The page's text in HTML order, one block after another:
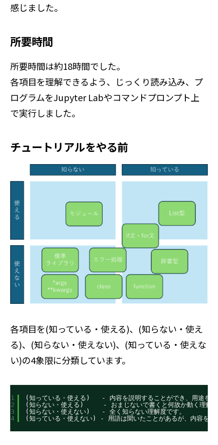
感じました。
所要時間
所要時間は約18時間でした。
各項目を理解できるよう、じっくり読み込み、プ
ログラムをJupyter Labやコマンドプロンプト上
で実行しました。
チュートリアルをやる前
各項目を(知っている・使える)、(知らない・使え
る)、(知らない・使えない)、(知っている・使えな
い)の4象限に分類しています。
1
2
3
4
(知っている・使える)   - 内容を説明することができ、用途を理
(知らない・使える)     - おまじないで書くと何故か動く理解
(知らない・使えない)   - 全く知らない理解度です。
(知っている・使えない) - 用語は聞いたことがあるが、内容を